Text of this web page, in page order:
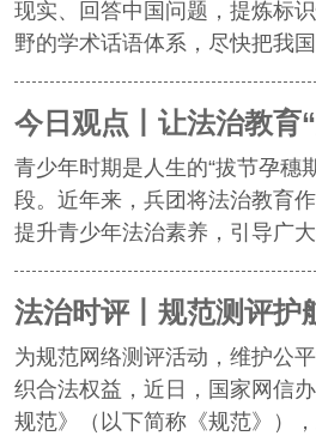
现实、回答中国问题，提炼标
野的学术话语体系，尽快把我
今日观点丨让法治教育
青少年时期是人生的“拔节孕穗
段。近年来，兵团将法治教育
提升青少年法治素养，引导广
法治时评丨规范测评护
为规范网络测评活动，维护公
织合法权益，近日，国家网信
规范》（以下简称《规范》）